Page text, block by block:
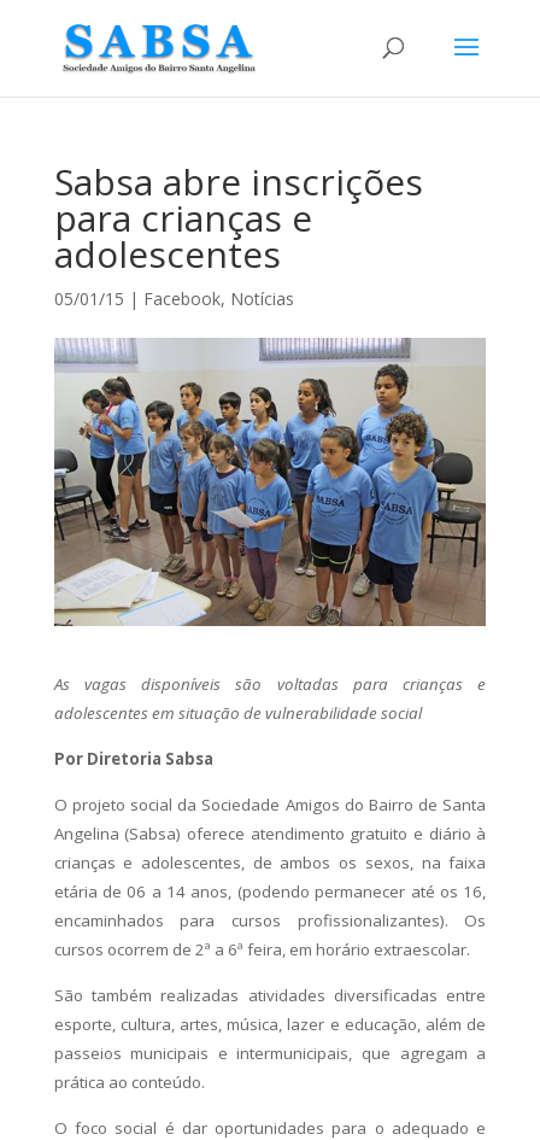
Sabsa abre inscrições
para crianças e
adolescentes
05/01/15 | Facebook, Notícias
As vagas disponíveis são voltadas para crianças e
adolescentes em situação de vulnerabilidade social
Por Diretoria Sabsa
O projeto social da Sociedade Amigos do Bairro de Santa
Angelina (Sabsa) oferece atendimento gratuito e diário à
crianças e adolescentes, de ambos os sexos, na faixa
etária de 06 a 14 anos, (podendo permanecer até os 16,
encaminhados para cursos profissionalizantes). Os
cursos ocorrem de 2ª a 6ª feira, em horário extraescolar.
São também realizadas atividades diversificadas entre
esporte, cultura, artes, música, lazer e educação, além de
passeios municipais e intermunicipais, que agregam a
prática ao conteúdo.
O foco social é dar oportunidades para o adequado e